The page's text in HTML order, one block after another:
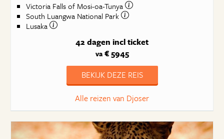
Victoria Falls of Mosi-oa-Tunya
South Luangwa National Park
Lusaka
42 dagen incl ticket
va€ 5945
BEKIJK DEZE REIS
Alle reizen van Djoser